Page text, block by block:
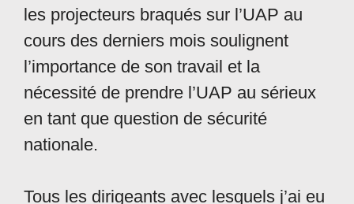
les projecteurs braqués sur l’UAP au
cours des derniers mois soulignent
l’importance de son travail et la
nécessité de prendre l’UAP au sérieux
en tant que question de sécurité
nationale.
Tous les dirigeants avec lesquels j’ai eu